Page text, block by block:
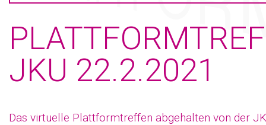
JKU 22.2.2021
Das virtuelle Plattformtreffen abgehalten von der